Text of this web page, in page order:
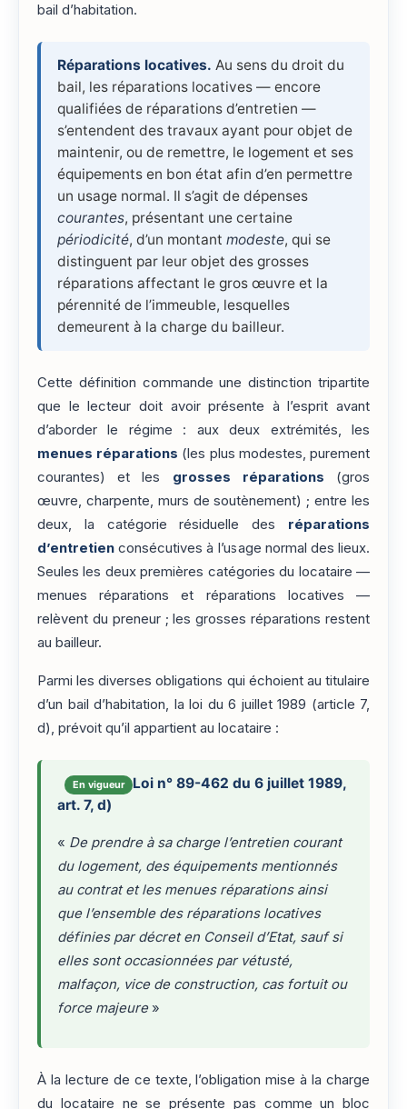
bail d’habitation.
Réparations locatives. Au sens du droit du
bail, les réparations locatives — encore
qualifiées de réparations d’entretien —
s’entendent des travaux ayant pour objet de
maintenir, ou de remettre, le logement et ses
équipements en bon état afin d’en permettre
un usage normal. Il s’agit de dépenses
courantes, présentant une certaine
périodicité, d’un montant modeste, qui se
distinguent par leur objet des grosses
réparations affectant le gros œuvre et la
pérennité de l’immeuble, lesquelles
demeurent à la charge du bailleur.
Cette définition commande une distinction tripartite
que le lecteur doit avoir présente à l’esprit avant
d’aborder le régime : aux deux extrémités, les
menues réparations (les plus modestes, purement
courantes) et les grosses réparations (gros
œuvre, charpente, murs de soutènement) ; entre les
deux, la catégorie résiduelle des réparations
d’entretien consécutives à l’usage normal des lieux.
Seules les deux premières catégories du locataire —
menues réparations et réparations locatives —
relèvent du preneur ; les grosses réparations restent
au bailleur.
Parmi les diverses obligations qui échoient au titulaire
d’un bail d’habitation, la loi du 6 juillet 1989 (article 7,
d), prévoit qu’il appartient au locataire :
En vigueur
Loi n° 89-462 du 6 juillet 1989,
art. 7, d)
« De prendre à sa charge l’entretien courant
du logement, des équipements mentionnés
au contrat et les menues réparations ainsi
que l’ensemble des réparations locatives
définies par décret en Conseil d’Etat, sauf si
elles sont occasionnées par vétusté,
malfaçon, vice de construction, cas fortuit ou
force majeure»
À la lecture de ce texte, l’obligation mise à la charge
du locataire ne se présente pas comme un bloc